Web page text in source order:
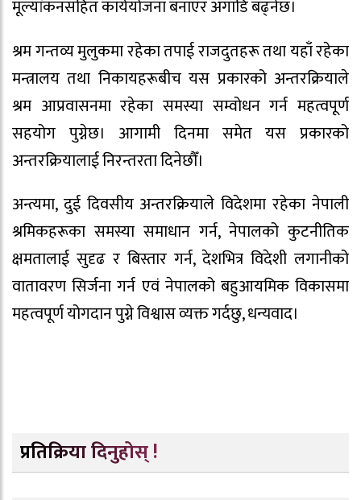
मूल्यांकनसहित कार्ययोजना बनाएर अगाडि बढ्नेछ।
श्रम गन्तव्य मुलुकमा रहेका तपाई राजदुतहरू तथा यहाँ रहेका
मन्त्रालय तथा निकायहरूबीच यस प्रकारको अन्तरक्रियाले
श्रम आप्रवासनमा रहेका समस्या सम्वोधन गर्न महत्वपूर्ण
सहयोग पुग्नेछ। आगामी दिनमा समेत यस प्रकारको
अन्तरक्रियालाई निरन्तरता दिनेछौँ।
अन्त्यमा, दुई दिवसीय अन्तरक्रियाले विदेशमा रहेका नेपाली
श्रमिकहरूका समस्या समाधान गर्न, नेपालको कुटनीतिक
क्षमतालाई सुदृढ र बिस्तार गर्न, देशभित्र विदेशी लगानीको
वातावरण सिर्जना गर्न एवं नेपालको बहुआयमिक विकासमा
महत्वपूर्ण योगदान पुग्ने विश्वास व्यक्त गर्दछु, धन्यवाद।
प्रतिक्रिया दिनुहोस् !